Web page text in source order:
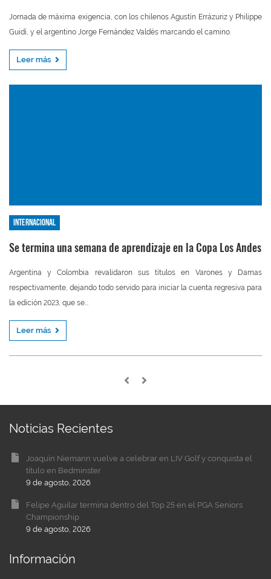
Jornada de máxima exigencia, con los chilenos Agustín Errázuriz y Philippe
Guidí, y el argentino Jorge Fernández Valdés marcando el camino.
Leer más
Internacional
Se termina una semana de aprendizaje en la Copa Los Andes
Argentina y Colombia revalidaron sus títulos en Varones y Damas
respectivamente, dejando todo servido para iniciar la cuenta regresiva para
la edición 2023, que se...
Leer más
Noticias Recientes
Joaquín Niemann vuelve a celebrar en LIV Golf y conquista el
título en Bedminster
9 de agosto, 2026
Felipe Aguilar termina dentro del Top 25 en el PGA Seniors
Championship
9 de agosto, 2026
Información